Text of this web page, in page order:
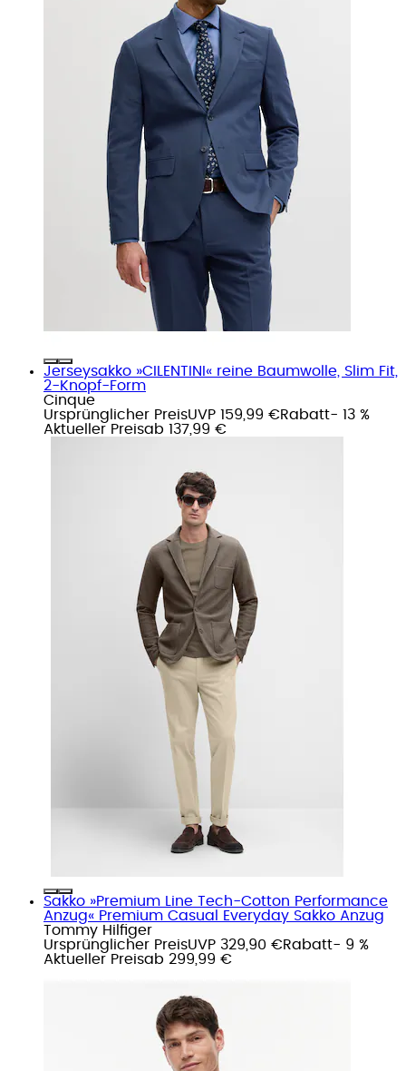
Jerseysakko »CILENTINI« reine Baumwolle, Slim Fit,
2-Knopf-Form
Cinque
Ursprünglicher PreisUVP 159,99 €Rabatt- 13 %
Aktueller Preisab 137,99 €
Sakko »Premium Line Tech-Cotton Performance
Anzug« Premium Casual Everyday Sakko Anzug
Tommy Hilfiger
Ursprünglicher PreisUVP 329,90 €Rabatt- 9 %
Aktueller Preisab 299,99 €